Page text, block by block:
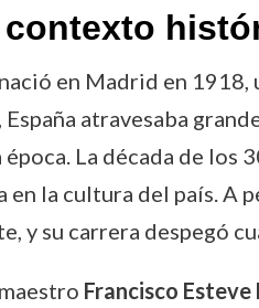
contexto
en Madrid en
atravesaba
La década de los
en la cultura del país. A
y su carrera despegó
Francisco